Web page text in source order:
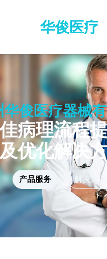
华俊医疗
华俊医疗器械
病理流程
及优化解决方
产品服务 解决方案